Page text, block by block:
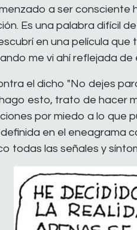
a ser consciente
Es una palabra difícil
en una película
me vi ahí reflejada
el dicho "No dejes
esto, trato de hacer
por miedo a lo que
en el eneagrama
todas las señales y